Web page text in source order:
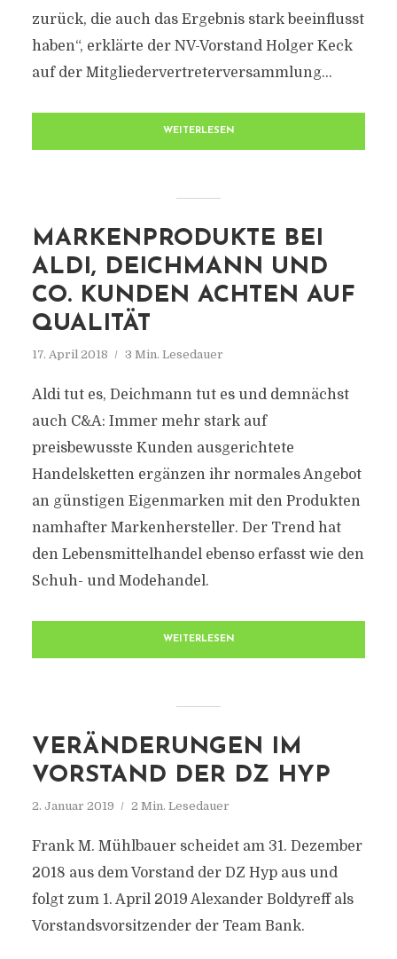
zurück, die auch das Ergebnis stark beeinflusst
haben“, erklärte der NV-Vorstand Holger Keck
auf der Mitgliedervertreterversammlung...
WEITERLESEN
MARKENPRODUKTE BEI
ALDI, DEICHMANN UND
CO. KUNDEN ACHTEN AUF
QUALITÄT
17. April 2018 3 Min. Lesedauer
Aldi tut es, Deichmann tut es und demnächst
auch C&A: Immer mehr stark auf
preisbewusste Kunden ausgerichtete
Handelsketten ergänzen ihr normales Angebot
an günstigen Eigenmarken mit den Produkten
namhafter Markenhersteller. Der Trend hat
den Lebensmittelhandel ebenso erfasst wie den
Schuh- und Modehandel.
WEITERLESEN
VERÄNDERUNGEN IM
VORSTAND DER DZ HYP
2. Januar 2019 2 Min. Lesedauer
Frank M. Mühlbauer scheidet am 31. Dezember
2018 aus dem Vorstand der DZ Hyp aus und
folgt zum 1. April 2019 Alexander Boldyreff als
Vorstandsvorsitzender der Team Bank.